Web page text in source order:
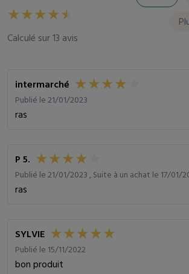
Calculé sur 13 avis
intermarché
Publié le 21/01/2023
ras
P 5.
Publié le 21/01/2023 , Suite à un achat le 17/01/
ras
SYLVIE
Publié le 15/11/2022
bon produit